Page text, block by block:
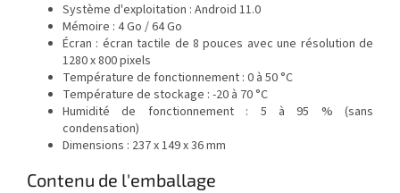
Système d'exploitation : Android 11.0
Mémoire : 4 Go / 64 Go
Écran : écran tactile de 8 pouces avec une résolution de
1280 x 800 pixels
Température de fonctionnement : 0 à 50 °C
Température de stockage : -20 à 70 °C
Humidité de fonctionnement : 5 à 95 % (sans
condensation)
Dimensions : 237 x 149 x 36 mm
Contenu de l'emballage